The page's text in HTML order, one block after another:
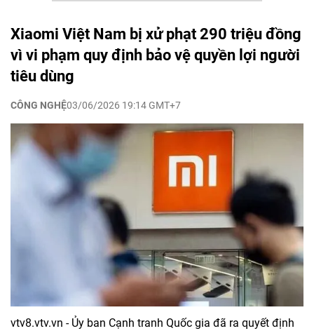
Xiaomi Việt Nam bị xử phạt 290 triệu đồng
vì vi phạm quy định bảo vệ quyền lợi người
tiêu dùng
CÔNG NGHỆ03/06/2026 19:14 GMT+7
vtv8.vtv.vn - Ủy ban Cạnh tranh Quốc gia đã ra quyết định